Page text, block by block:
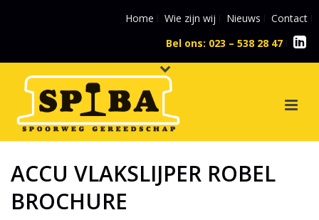
Home Wie zijn wij Nieuws
Contact
Bel ons: 023 – 538 28 47
ACCU VLAKSLIJPER ROBEL
BROCHURE